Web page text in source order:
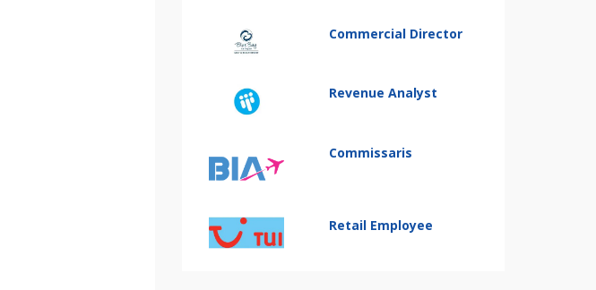
Commercial Director
Revenue Analyst
Commissaris
Retail Employee